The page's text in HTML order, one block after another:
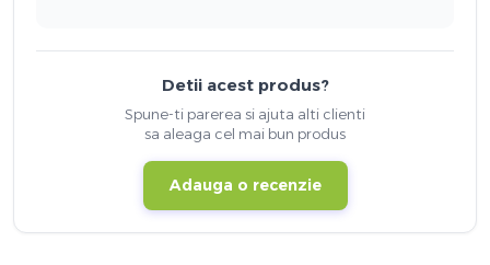
Detii acest produs?
Spune-ti parerea si ajuta alti clienti
sa aleaga cel mai bun produs
Adauga o recenzie